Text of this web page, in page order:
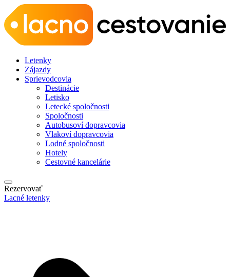
Letenky
Zájazdy
Sprievodcovia
Destinácie
Letisko
Letecké spoločnosti
Spoločnosti
Autobusoví dopravcovia
Vlakoví dopravcovia
Lodné spoločnosti
Hotely
Cestovné kancelárie
Rezervovať
Lacné letenky